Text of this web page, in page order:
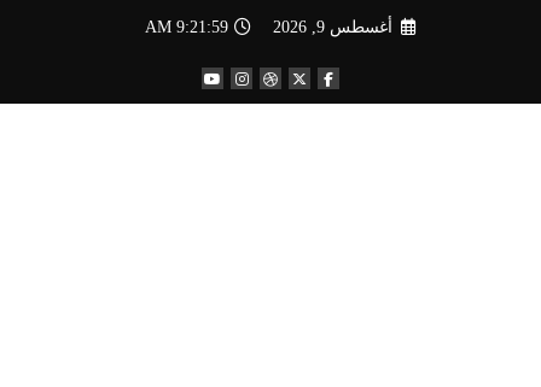
أغسطس 9, 2026 9:21:59 AM